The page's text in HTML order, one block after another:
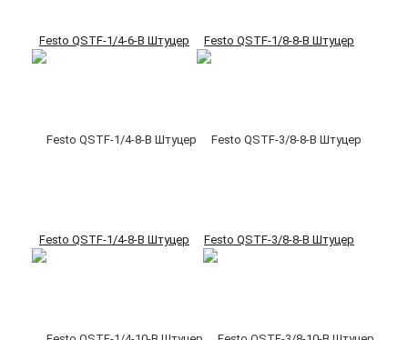
Festo QSTF-1/4-6-B Штуцер Festo QSTF-1/8-8-B Штуцер
Festo QSTF-1/4-8-B Штуцер Festo QSTF-3/8-8-B Штуцер